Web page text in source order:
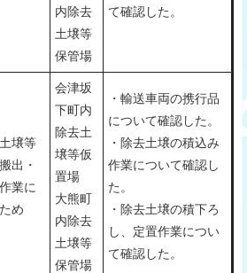
内除去
土壌等
保管場
て確認した。
壌等
出・
業に
め
会津坂
下町内
除去土
壌等仮
置場
大熊町
内除去
土壌等
保管場
・輸送車両の携行品
について確認した。
・除去土壌の積込み
作業について確認し
た。
・除去土壌の積下ろ
し、定置作業につい
て確認した。